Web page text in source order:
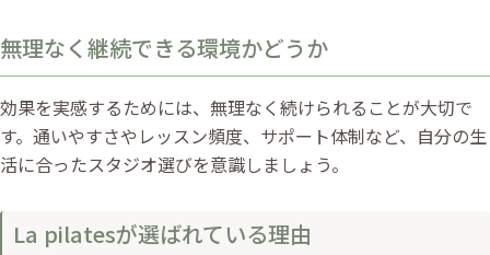
無理なく継続できる環境かどうか
効果を実感するためには、無理なく続けられることが大切で
す。通いやすさやレッスン頻度、サポート体制など、自分の生
活に合ったスタジオ選びを意識しましょう。
La pilatesが選ばれている理由